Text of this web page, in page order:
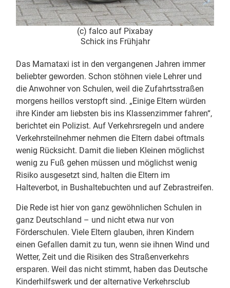
(c) falco auf Pixabay
Schick ins Frühjahr
Das Mamataxi ist in den vergangenen Jahren immer
beliebter geworden. Schon stöhnen viele Lehrer und
die Anwohner von Schulen, weil die Zufahrtsstraßen
morgens heillos verstopft sind. „Einige Eltern würden
ihre Kinder am liebsten bis ins Klassenzimmer fahren“,
berichtet ein Polizist. Auf Verkehrsregeln und andere
Verkehrsteilnehmer nehmen die Eltern dabei oftmals
wenig Rücksicht. Damit die lieben Kleinen möglichst
wenig zu Fuß gehen müssen und möglichst wenig
Risiko ausgesetzt sind, halten die Eltern im
Halteverbot, in Bushaltebuchten und auf Zebrastreifen.
Die Rede ist hier von ganz gewöhnlichen Schulen in
ganz Deutschland – und nicht etwa nur von
Förderschulen. Viele Eltern glauben, ihren Kindern
einen Gefallen damit zu tun, wenn sie ihnen Wind und
Wetter, Zeit und die Risiken des Straßenverkehrs
ersparen. Weil das nicht stimmt, haben das Deutsche
Kinderhilfswerk und der alternative Verkehrsclub